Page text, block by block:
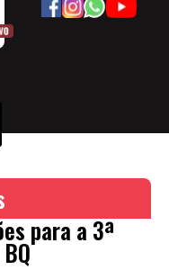
para a 3ª